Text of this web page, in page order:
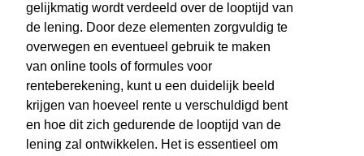
gelijkmatig wordt verdeeld over de looptijd van
de lening. Door deze elementen zorgvuldig te
overwegen en eventueel gebruik te maken
van online tools of formules voor
renteberekening, kunt u een duidelijk beeld
krijgen van hoeveel rente u verschuldigd bent
en hoe dit zich gedurende de looptijd van de
lening zal ontwikkelen. Het is essentieel om